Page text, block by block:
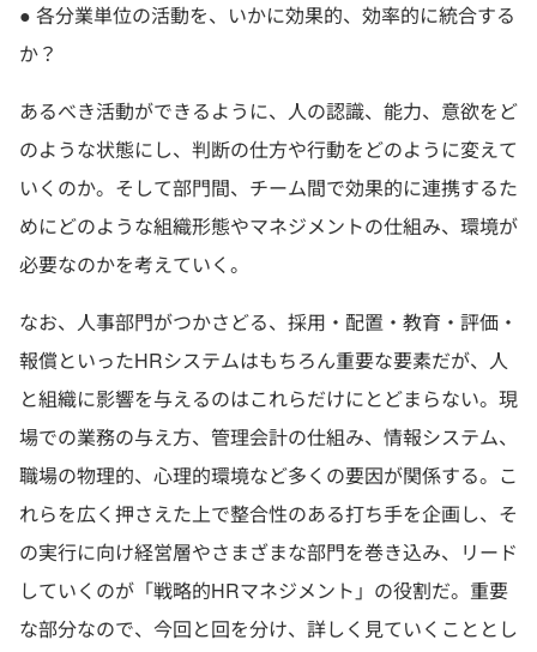
● 各分業単位の活動を、いかに効果的、効率的に統合する
か？
あるべき活動ができるように、人の認識、能力、意欲をど
のような状態にし、判断の仕方や行動をどのように変えて
いくのか。そして部門間、チーム間で効果的に連携するた
めにどのような組織形態やマネジメントの仕組み、環境が
必要なのかを考えていく。
なお、人事部門がつかさどる、採用・配置・教育・評価・
報償といったHRシステムはもちろん重要な要素だが、人
と組織に影響を与えるのはこれらだけにとどまらない。現
場での業務の与え方、管理会計の仕組み、情報システム、
職場の物理的、心理的環境など多くの要因が関係する。こ
れらを広く押さえた上で整合性のある打ち手を企画し、そ
の実行に向け経営層やさまざまな部門を巻き込み、リード
していくのが「戦略的HRマネジメント」の役割だ。重要
な部分なので、今回と回を分け、詳しく見ていくこととし